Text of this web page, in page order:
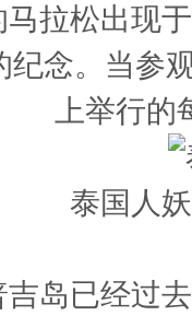
拉松出现
念。当参
上举行
泰国人
岛已经过